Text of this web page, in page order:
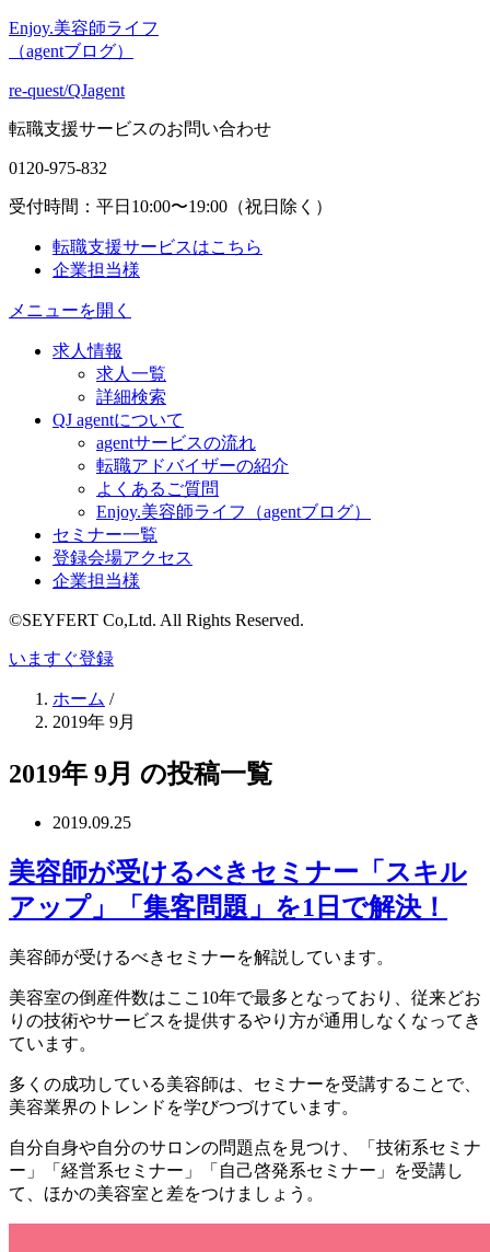
Enjoy.美容師ライフ
（agentブログ）
re-quest/QJagent
転職支援サービスのお問い合わせ
0120-975-832
受付時間：平日10:00〜19:00（祝日除く）
転職支援サービスはこちら
企業担当様
メニューを開く
求人情報
求人一覧
詳細検索
QJ agentについて
agentサービスの流れ
転職アドバイザーの紹介
よくあるご質問
Enjoy.美容師ライフ（agentブログ）
セミナー一覧
登録会場アクセス
企業担当様
©SEYFERT Co,Ltd. All Rights Reserved.
いますぐ登録
ホーム /
2019年 9月
2019年 9月 の投稿一覧
2019.09.25
美容師が受けるべきセミナー「スキル
アップ」「集客問題」を1日で解決！
美容師が受けるべきセミナーを解説しています。
美容室の倒産件数はここ10年で最多となっており、従来どお
りの技術やサービスを提供するやり方が通用しなくなってき
ています。
多くの成功している美容師は、セミナーを受講することで、
美容業界のトレンドを学びつづけています。
自分自身や自分のサロンの問題点を見つけ、「技術系セミナ
ー」「経営系セミナー」「自己啓発系セミナー」を受講し
て、ほかの美容室と差をつけましょう。